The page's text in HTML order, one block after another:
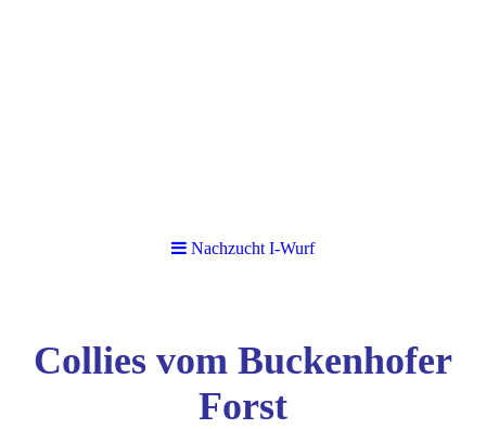
Nachzucht I-Wurf
Collies vom Buckenhofer
Forst